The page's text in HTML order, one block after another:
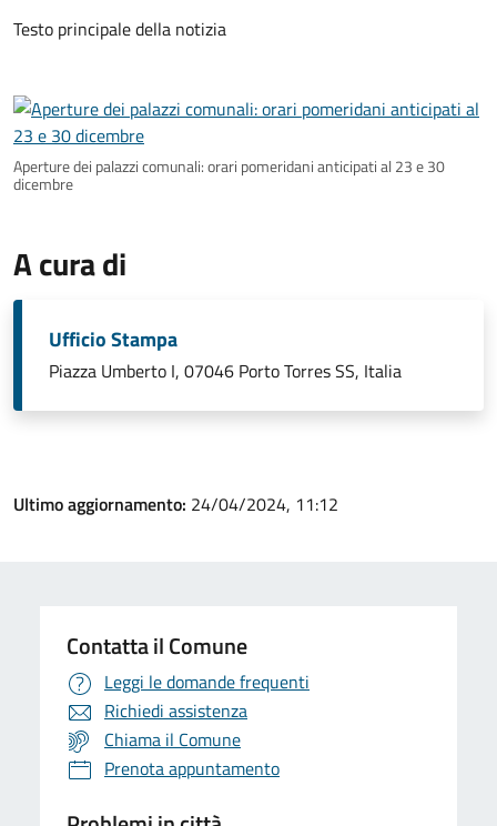
Testo principale della notizia
Aperture dei palazzi comunali: orari pomeridani anticipati al 23 e 30
dicembre
A cura di
Ufficio Stampa
Piazza Umberto I, 07046 Porto Torres SS, Italia
Ultimo aggiornamento: 24/04/2024, 11:12
Contatta il Comune
Leggi le domande frequenti
Richiedi assistenza
Chiama il Comune
Prenota appuntamento